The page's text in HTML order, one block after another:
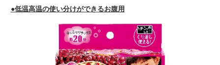
●低温高温の使い分けができるお腹用